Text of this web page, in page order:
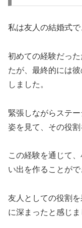
私は友人の結婚式で
初めての経験だっ
たが、最終的には
しました。
緊張しながらステ
姿を見て、その役割
この経験を通じて
い出を作ることがで
友人としての役割
に深まったと感じま